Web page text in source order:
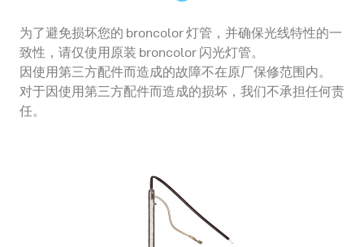
为了避免损坏您的 broncolor 灯管，并确保光线特性的一
致性，请仅使用原装 broncolor 闪光灯管。
因使用第三方配件而造成的故障不在原厂保修范围内。
对于因使用第三方配件而造成的损坏，我们不承担任何责
任。